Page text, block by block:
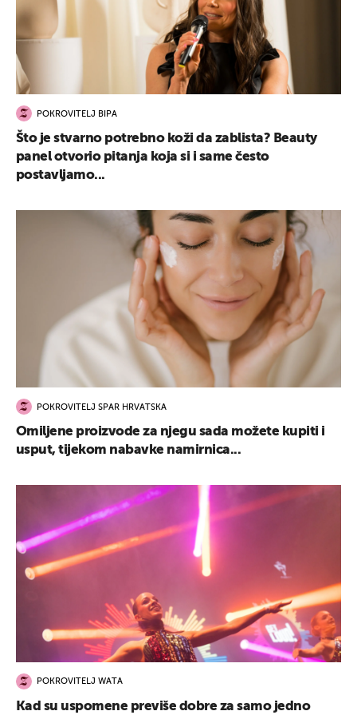
POKROVITELJ BIPA
Što je stvarno potrebno koži da zablista? Beauty
panel otvorio pitanja koja si i same često
postavljamo...
POKROVITELJ SPAR HRVATSKA
Omiljene proizvode za njegu sada možete kupiti i
usput, tijekom nabavke namirnica...
POKROVITELJ WATA
Kad su uspomene previše dobre za samo jedno